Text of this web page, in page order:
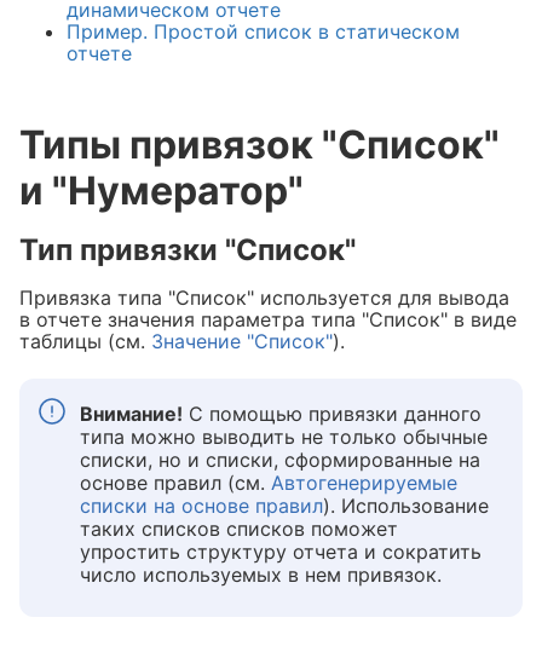
Типы привязок "Список"
и "Нумератор"
Тип привязки "Список"
Привязка типа "Список" используется для вывода
в отчете значения параметра типа "Список" в виде
таблицы (см. 3начение "Список").
Внимание! С помощью привязки данного
типа можно выводить не только обычные
списки, но и списки, сформированные на
основе правил (см. Автогенерируемые
списки на основе правил). Использование
таких списков списков поможет
упростить структуру отчета и сократить
число используемых в нем привязок.
динамическом отчете
Пример. Простой список в статическом
отчете